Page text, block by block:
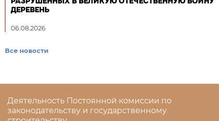
ДЕРЕВЕНЬ
06.08.2026
Все новости
Деятельность Постоянной комиссии по
законодательству и государственному